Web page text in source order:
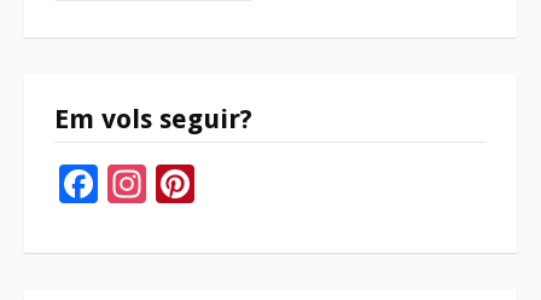
Em vols seguir?
Facebook
Instagram